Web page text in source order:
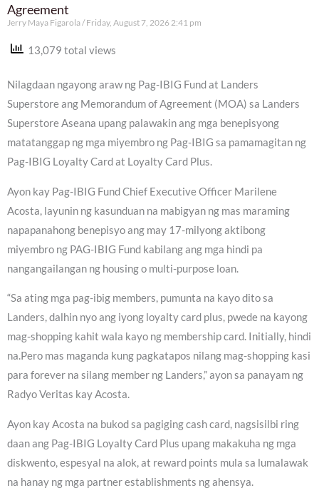
Agreement
Jerry Maya Figarola Friday, August 7, 2026 2:41 pm
13,079 total views
Nilagdaan ngayong araw ng Pag-IBIG Fund at Landers
Superstore ang Memorandum of Agreement (MOA) sa Landers
Superstore Aseana upang palawakin ang mga benepisyong
matatanggap ng mga miyembro ng Pag-IBIG sa pamamagitan ng
Pag-IBIG Loyalty Card at Loyalty Card Plus.
Ayon kay Pag-IBIG Fund Chief Executive Officer Marilene
Acosta, layunin ng kasunduan na mabigyan ng mas maraming
napapanahong benepisyo ang may 17-milyong aktibong
miyembro ng PAG-IBIG Fund kabilang ang mga hindi pa
nangangailangan ng housing o multi-purpose loan.
“Sa ating mga pag-ibig members, pumunta na kayo dito sa
Landers, dalhin nyo ang iyong loyalty card plus, pwede na kayong
mag-shopping kahit wala kayo ng membership card. Initially, hindi
na.Pero mas maganda kung pagkatapos nilang mag-shopping kasi
para forever na silang member ng Landers,” ayon sa panayam ng
Radyo Veritas kay Acosta.
Ayon kay Acosta na bukod sa pagiging cash card, nagsisilbi ring
daan ang Pag-IBIG Loyalty Card Plus upang makakuha ng mga
diskwento, espesyal na alok, at reward points mula sa lumalawak
na hanay ng mga partner establishments ng ahensya.